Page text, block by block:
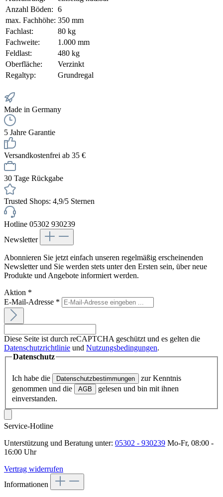
Anzahl Böden: 6
max. Fachhöhe: 350 mm
Fachlast:
80 kg
Fachweite:
1.000 mm
Feldlast:
480 kg
Oberfläche:
Verzinkt
Regaltyp:
Grundregal
Made in Germany
5 Jahre Garantie
Versandkostenfrei ab 35 €
30 Tage Rückgabe
Trusted Shops: 4,9/5 Sternen
Hotline 05302 930239
Newsletter
Abonnieren Sie jetzt einfach unseren regelmäßig erscheinenden
Newsletter und Sie werden stets unter den Ersten sein, über neue
Produkte und Angebote informiert werden.
Aktion *
E-Mail-Adresse *
Diese Seite ist durch reCAPTCHA geschützt und es gelten die
Datenschutzrichtlinie und Nutzungsbedingungen.
Datenschutz
Ich habe die Datenschutzbestimmungen
zur Kenntnis
genommen und die
AGB
gelesen und bin mit ihnen
einverstanden.
Service-Hotline
Unterstützung und Beratung unter: 05302 - 930239 Mo-Fr, 08:00 -
16:00 Uhr
Vertrag widerrufen
Informationen